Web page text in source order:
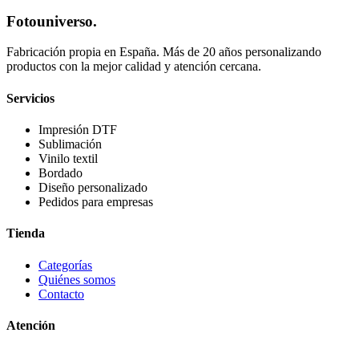
Fotouniverso.
Fabricación propia en España. Más de 20 años personalizando
productos con la mejor calidad y atención cercana.
Servicios
Impresión DTF
Sublimación
Vinilo textil
Bordado
Diseño personalizado
Pedidos para empresas
Tienda
Categorías
Quiénes somos
Contacto
Atención